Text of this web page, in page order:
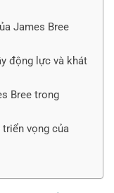
James Bree
động lực và khát
Bree trong
vọng của